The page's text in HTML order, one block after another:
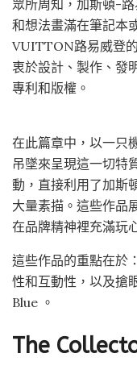
眾所周知，加斯頓-
和想法畫滿在筆記本
VUITTON路易威登
衷於設計、製作、發
專利和版權。
在此篇章中，以一只
吊墜來呈現這一切特
動，直接利用了加斯
大量素描。這些作品
在品牌精神裡充滿玩
這些作品的重點在於
性和互動性，以及
Blue 。
The